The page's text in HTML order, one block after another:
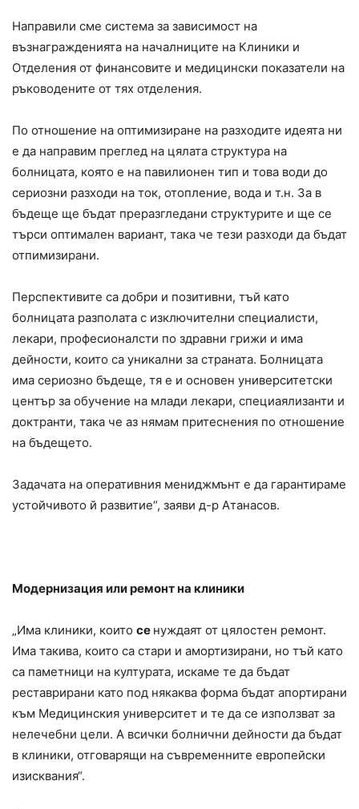
Направили сме система за зависимост на
възнагражденията на началниците на Клиники и
Отделения от финансовите и медицински показатели на
ръководените от тях отделения.
По отношение на оптимизиране на разходите идеята ни
е да направим преглед на цялата структура на
болницата, която е на павилионен тип и това води до
сериозни разходи на ток, отопление, вода и т.н. За в
бъдеще ще бъдат преразгледани структурите и ще се
търси оптимален вариант, така че тези разходи да бъдат
отпимизирани.
Перспективите са добри и позитивни, тъй като
болницата разполата с изключителни специалисти,
лекари, професионалсти по здравни грижи и има
дейности, които са уникални за страната. Болницата
има сериозно бъдеще, тя е и основен университетски
център за обучение на млади лекари, специаялизанти и
доктранти, така че аз нямам притеснения по отношение
на бъдещето.
Задачата на оперативния мениджмънт е да гарантираме
устойчивото й развитие“, заяви д-р Атанасов.
Модернизация или ремонт на клиники
„Има клиники, които се нуждаят от цялостен ремонт.
Има такива, които са стари и амортизирани, но тъй като
са паметници на културата, искаме те да бъдат
реставрирани като под някаква форма бъдат апортирани
към Медицинския университет и те да се използват за
нелечебни цели. А всички болнични дейности да бъдат
в клиники, отговарящи на съвременните европейски
изисквания“.